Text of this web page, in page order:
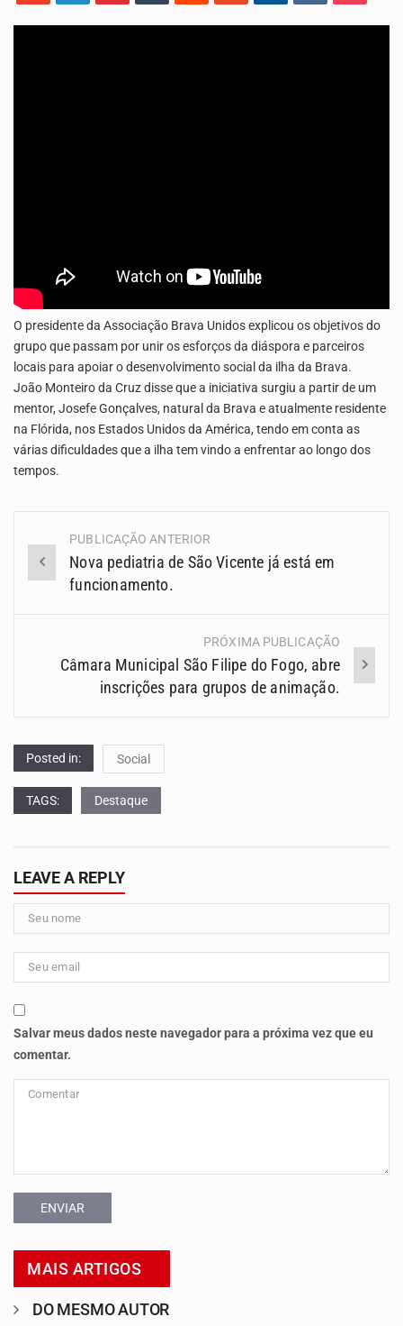
O presidente da Associação Brava Unidos explicou os objetivos do
grupo que passam por unir os esforços da diáspora e parceiros
locais para apoiar o desenvolvimento social da ilha da Brava.
João Monteiro da Cruz disse que a iniciativa surgiu a partir de um
mentor, Josefe Gonçalves, natural da Brava e atualmente residente
na Flórida, nos Estados Unidos da América, tendo em conta as
várias dificuldades que a ilha tem vindo a enfrentar ao longo dos
tempos.
Navegação
(Posts)
PUBLICAÇÃO ANTERIOR
Nova pediatria de São Vicente já está em
funcionamento.
PRÓXIMA PUBLICAÇÃO
Câmara Municipal São Filipe do Fogo, abre
inscrições para grupos de animação.
Posted in: Social
TAGS: Destaque
LEAVE A REPLY
Salvar meus dados neste navegador para a próxima vez que eu
comentar.
ENVIAR
MAIS ARTIGOS
DO MESMO AUTOR